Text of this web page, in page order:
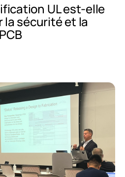
UL est-elle
sécurité et la